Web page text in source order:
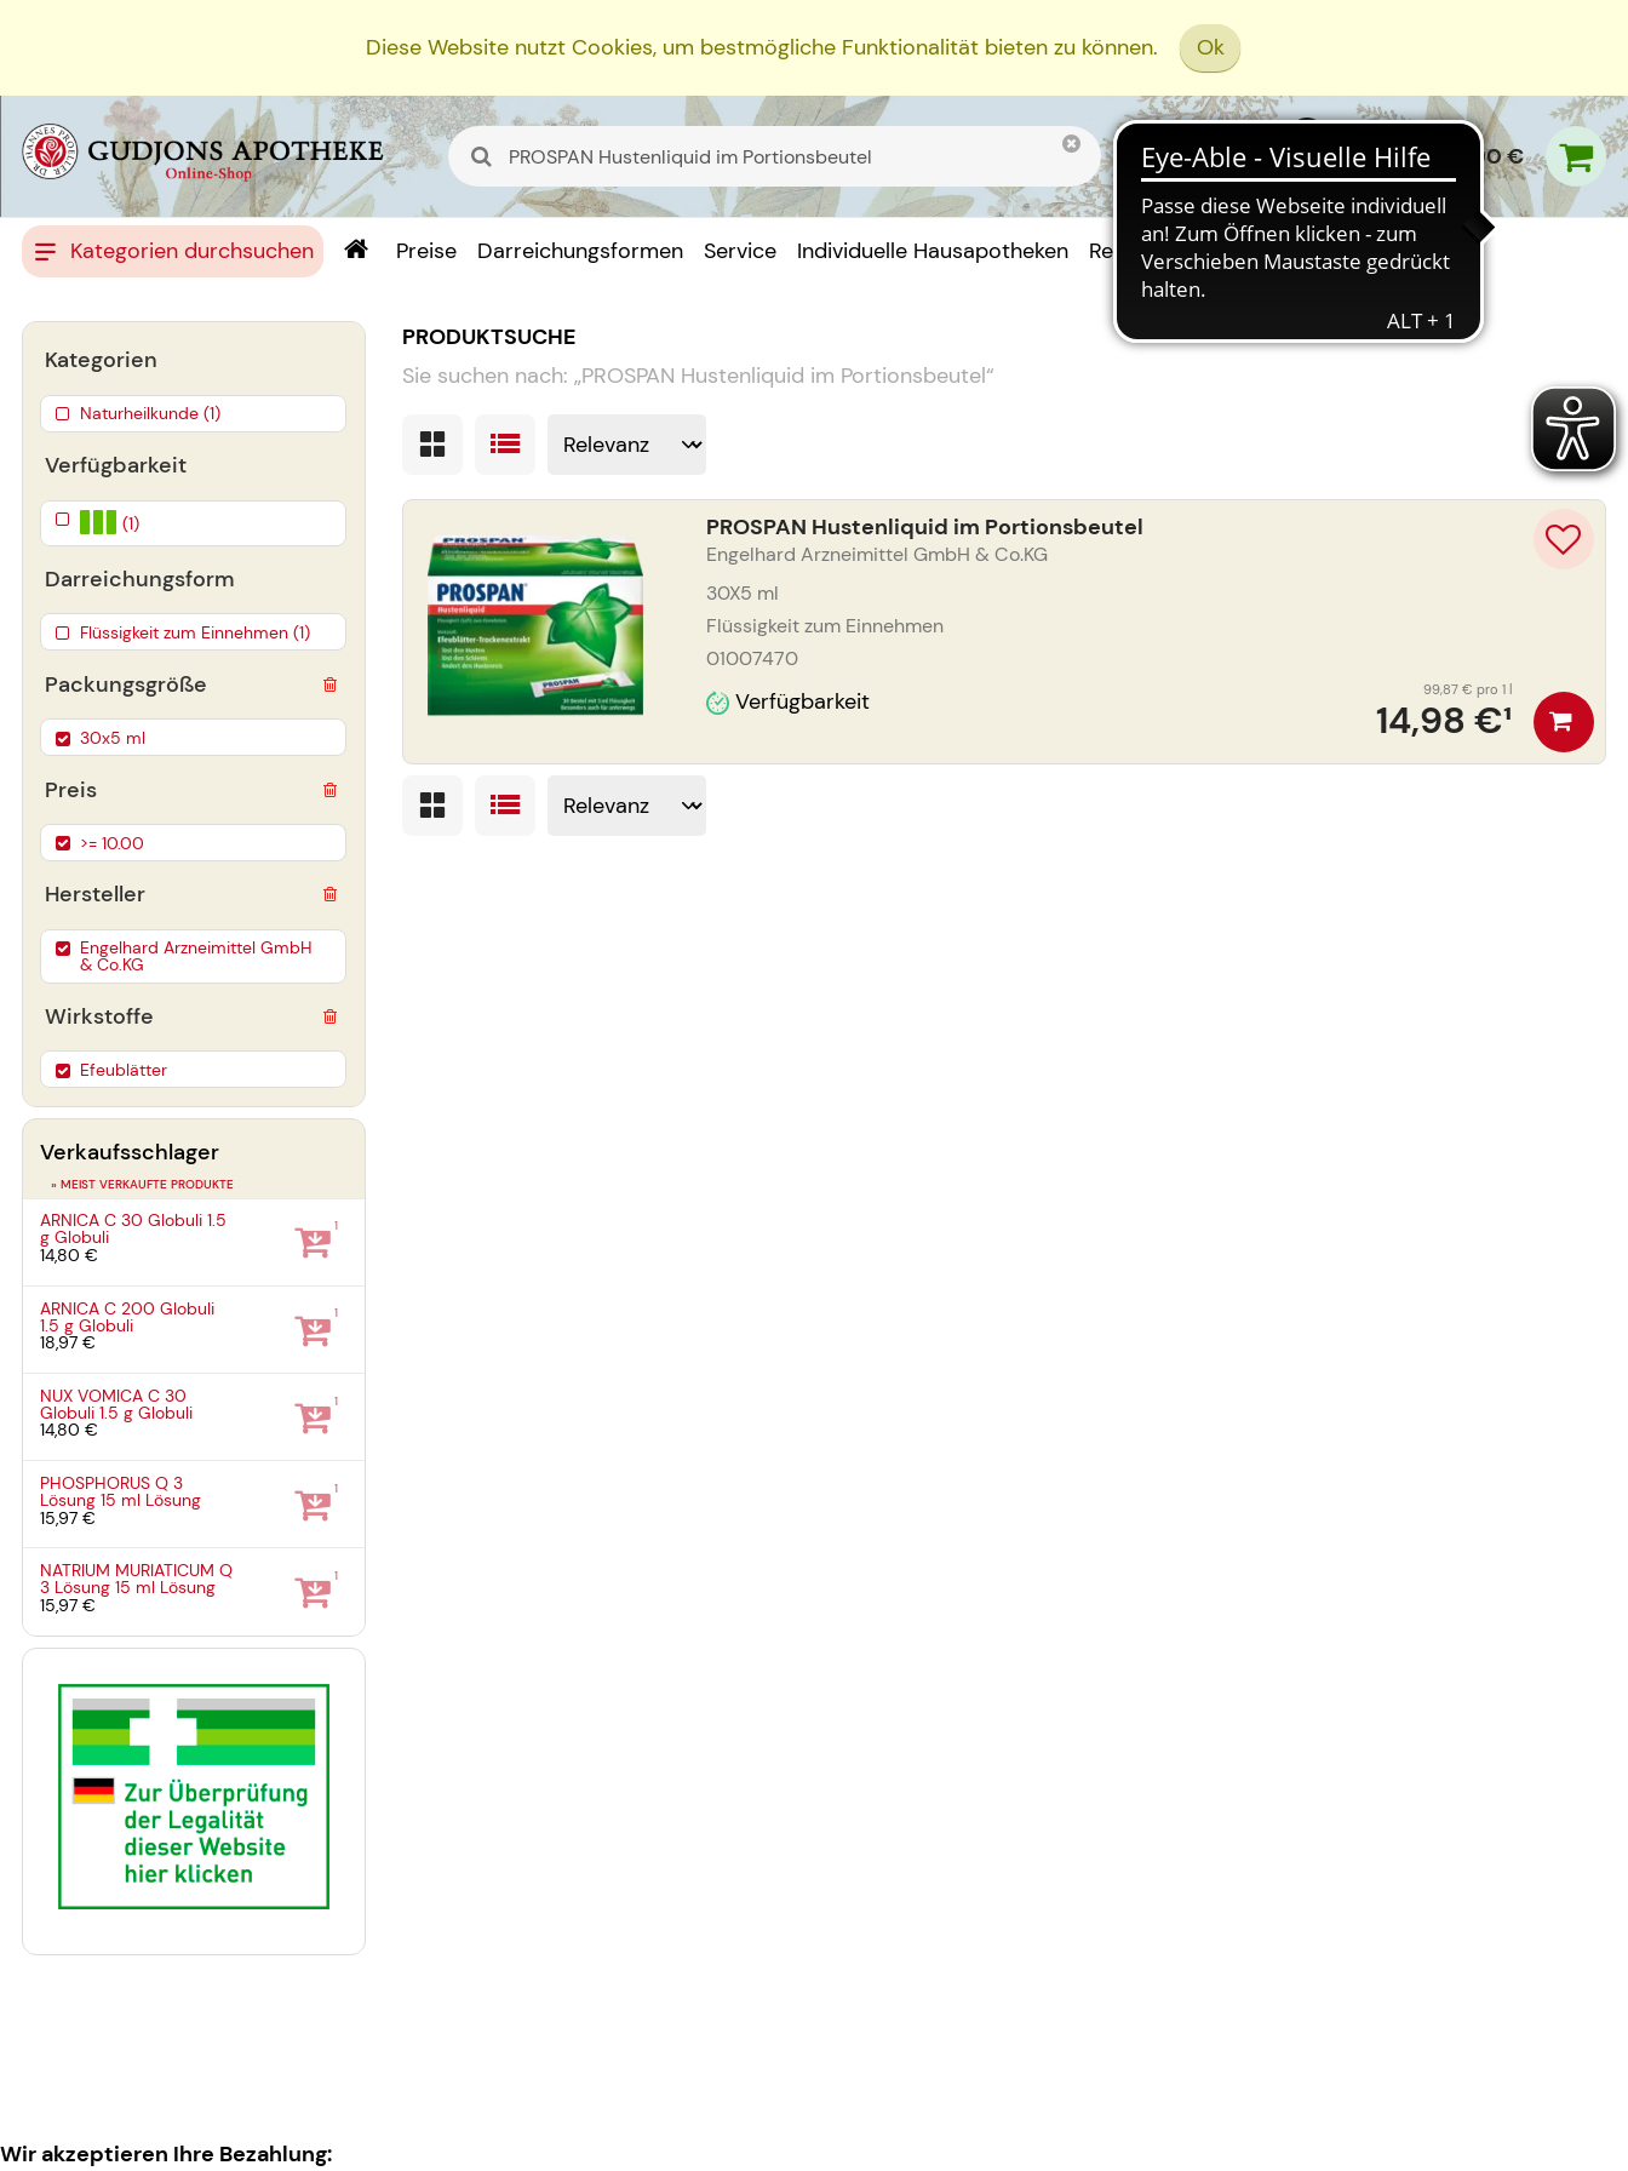
Diese Website nutzt Cookies, um bestmögliche Funktionalität bieten zu können. Ok
0,00 €
Kategorien durchsuchen Preise Darreichungsformen Service Individuelle Hausapotheken Rezept Einreichen
PRODUKTSUCHE
Sie suchen nach: „PROSPAN Hustenliquid im Portionsbeutel“
PROSPAN Hustenliquid im Portionsbeutel
Engelhard Arzneimittel GmbH & Co.KG
30X5 ml
Flüssigkeit zum Einnehmen
01007470
Verfügbarkeit 14,98 €¹
99,87 € pro 1 l
Verfügbarkeit
(1)
Darreichungsform
Flüssigkeit zum Einnehmen (1)
Packungsgröße
30x5 ml
Preis
>= 10.00
Hersteller
Engelhard Arzneimittel GmbH
& Co.KG
Wirkstoffe
Efeublätter
Kategorien
Naturheilkunde (1)
Verkaufsschlager
» MEIST VERKAUFTE PRODUKTE
ARNICA C 30 Globuli1.5
gGlobuli
14,80 €
1
ARNICA C 200 Globuli
1.5 gGlobuli
18,97 €
1
NUX VOMICA C 30
Globuli1.5 gGlobuli
14,80 €
1
PHOSPHORUS Q 3
Lösung15 ml Lösung
15,97 €
1
NATRIUM MURIATICUM Q
3 Lösung15 ml Lösung
15,97 €
1
Wir akzeptieren Ihre Bezahlung: